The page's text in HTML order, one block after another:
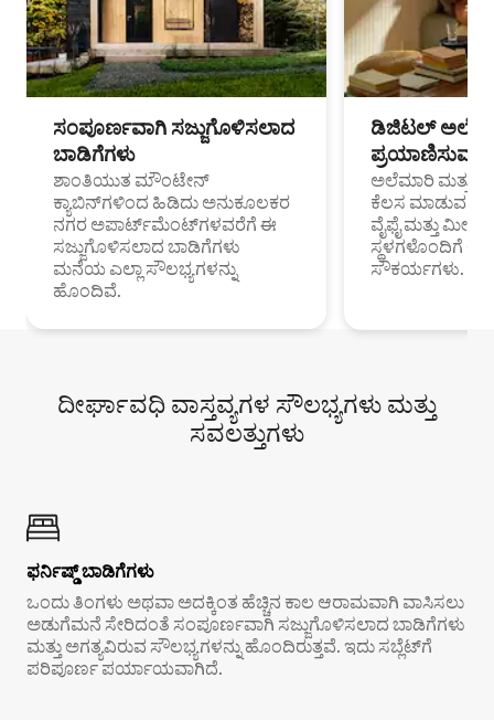
ಸಂಪೂರ್ಣವಾಗಿ ಸಜ್ಜುಗೊಳಿಸಲಾದ
ಬಾಡಿಗೆಗಳು
ಶಾಂತಿಯುತ ಮೌಂಟೇನ್
ಕ್ಯಾಬಿನ್‌ಗಳಿಂದ ಹಿಡಿದು ಅನುಕೂಲಕರ
ನಗರ ಅಪಾರ್ಟ್‌ಮೆಂಟ್‌ಗಳವರೆಗೆ ಈ
ಸಜ್ಜುಗೊಳಿಸಲಾದ ಬಾಡಿಗೆಗಳು
ಮನೆಯ ಎಲ್ಲಾ ಸೌಲಭ್ಯಗಳನ್ನು
ಹೊಂದಿವೆ.
ಡಿಜಿಟಲ್
ಪ್ರಯಾಣಿಸುವ
ಅಲೆಮಾರಿ ಮತ್ತು
ಕೆಲಸ ಮಾಡುವ
ವೈಫೈ ಮತ್ತು
ಸ್ಥಳಗಳೊಂದಿಗೆ
ಸೌಕರ್ಯಗಳು.
ದೀರ್ಘಾವಧಿ ವಾಸ್ತವ್ಯಗಳ ಸೌಲಭ್ಯಗಳು ಮತ್ತು
ಸವಲತ್ತುಗಳು
ಫರ್ನಿಷ್ಡ್ ಬಾಡಿಗೆಗಳು
ಒಂದು ತಿಂಗಳು ಅಥವಾ ಅದಕ್ಕಿಂತ ಹೆಚ್ಚಿನ ಕಾಲ ಆರಾಮವಾಗಿ ವಾಸಿಸಲು
ಅಡುಗೆಮನೆ ಸೇರಿದಂತೆ ಸಂಪೂರ್ಣವಾಗಿ ಸಜ್ಜುಗೊಳಿಸಲಾದ ಬಾಡಿಗೆಗಳು
ಮತ್ತು ಅಗತ್ಯವಿರುವ ಸೌಲಭ್ಯಗಳನ್ನು ಹೊಂದಿರುತ್ತವೆ. ಇದು ಸಬ್ಲೆಟ್‌ಗೆ
ಪರಿಪೂರ್ಣ ಪರ್ಯಾಯವಾಗಿದೆ.